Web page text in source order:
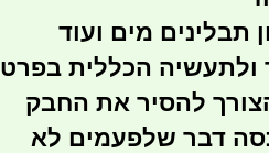
תבלינים מים ועוד
ולתעשיה הכללית בפרט
להסיר את החבק
דבר שלפעמים לא